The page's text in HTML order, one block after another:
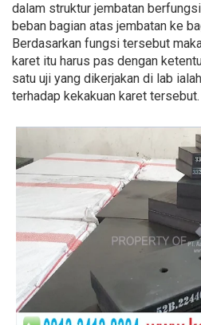
dalam struktur jembatan
beban bagian atas jembatan ke
Berdasarkan fungsi tersebut
karet itu harus pas dengan
satu uji yang dikerjakan di lab
terhadap kekakuan karet tersebut.